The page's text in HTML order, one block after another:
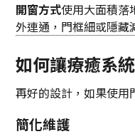
開窗方式使用大面積落
外連通，門框細或隱藏
如何讓療癒系
再好的設計，如果使用
簡化維護